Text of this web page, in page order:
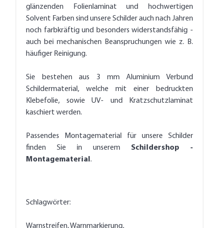
glänzenden Folienlaminat und hochwertigen
Solvent Farben sind unsere Schilder auch nach Jahren
noch farbkräftig und besonders widerstandsfähig -
auch bei mechanischen Beanspruchungen wie z. B.
häufiger Reinigung.
Sie bestehen aus 3 mm Aluminium Verbund
Schildermaterial, welche mit einer bedruckten
Klebefolie, sowie UV- und Kratzschutzlaminat
kaschiert werden.
Passendes Montagematerial für unsere Schilder
finden Sie in unserem Schildershop -
Montagematerial .
Schlagwörter:
Warnstreifen, Warnmarkierung,